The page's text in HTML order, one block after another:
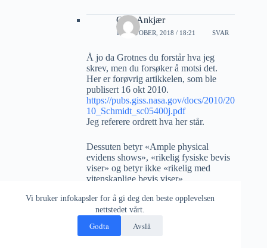
Vi bruker infokapsler for å gi deg den beste opplevelsen
nettstedet vårt.
Godta Avslå
Olav Ankjær
14 OKTOBER, 2018 / 18:21 SVAR
Å jo da Grotnes du forstår hva jeg
skrev, men du forsøker å motsi det.
Her er forøvrig artikkelen, som ble
publisert 16 okt 2010.
https://pubs.giss.nasa.gov/docs/2010/20
10_Schmidt_sc05400j.pdf
Jeg referere ordrett hva her står.
Dessuten betyr «Ample physical
evidens shows», «rikelig fysiske bevis
viser» og betyr ikke «rikelig med
vitenskaplige bevis viser».
nettopp understreker, de må og vil ha
det til at polisene smelter, grønlandsisen
smelter, havet stiger, orkaner/tyfoner
etc etc alle former for vær blir verre, og